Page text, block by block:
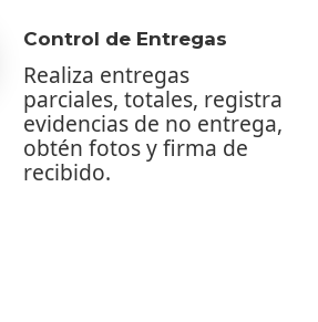
Control de Entregas
Realiza entregas
parciales, totales, registra
evidencias de no entrega,
obtén fotos y firma de
recibido.